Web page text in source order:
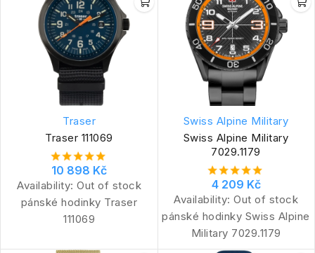
Traser
Traser 111069
10 898 Kč
Availability: Out of stock
pánské hodinky Traser
111069
Swiss Alpine Military
Swiss Alpine Military
7029.1179
4 209 Kč
Availability: Out of stock
pánské hodinky Swiss Alpine
Military 7029.1179